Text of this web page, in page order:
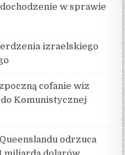
w sprawie
izraelskiego
cofanie wiz
Komunistycznej
odrzuca